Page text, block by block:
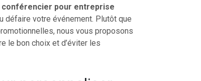
conférencier pour entreprise
défaire votre événement. Plutôt que
nous vous proposons
le bon choix et d’éviter les